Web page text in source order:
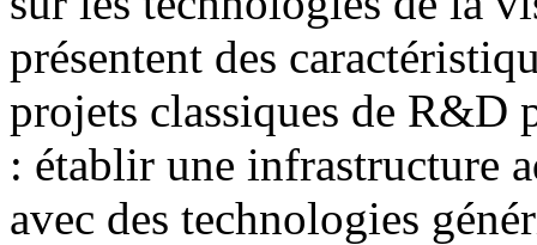
présentent des
projets classiques de R&D
: établir une infrastructure
avec des technologies